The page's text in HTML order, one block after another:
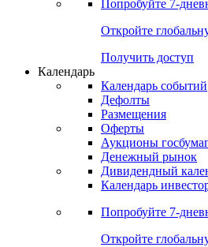
Корпоративные
Попробуйте7-
Откройте
Получить доступ
Календарь
Календарь событий
Дефолты
Размещения
Оферты
Денежный рынок
Календарь